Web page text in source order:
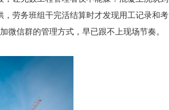
劳务班组干完活结算时才发现用工记录和考
信群的管理方式，早已跟不上现场节奏。